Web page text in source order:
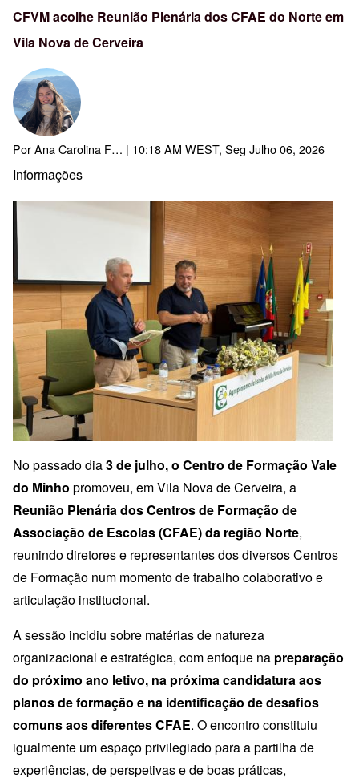
CFVM acolhe Reunião Plenária dos CFAE do Norte em
Vila Nova de Cerveira
PorAna Carolina F… | 10:18 AM WEST, Seg Julho 06, 2026
Informações
No passado dia3 de julho, o Centro de Formação Vale
do Minho promoveu, em Vila Nova de Cerveira, a
Reunião Plenária dos Centros de Formação de
Associação de Escolas (CFAE) da região Norte,
reunindo diretores e representantes dos diversos Centros
de Formação num momento de trabalho colaborativo e
articulação institucional.
A sessão incidiu sobre matérias de natureza
organizacional e estratégica, com enfoque na preparação
do próximo ano letivo, na próxima candidatura aos
planos de formação e na identificação de desafios
comuns aos diferentes CFAE. O encontro constituiu
igualmente um espaço privilegiado para a partilha de
experiências, de perspetivas e de boas práticas,